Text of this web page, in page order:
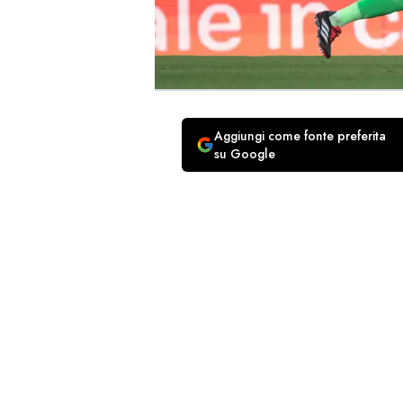
Aggiungi come fonte preferita
su Google